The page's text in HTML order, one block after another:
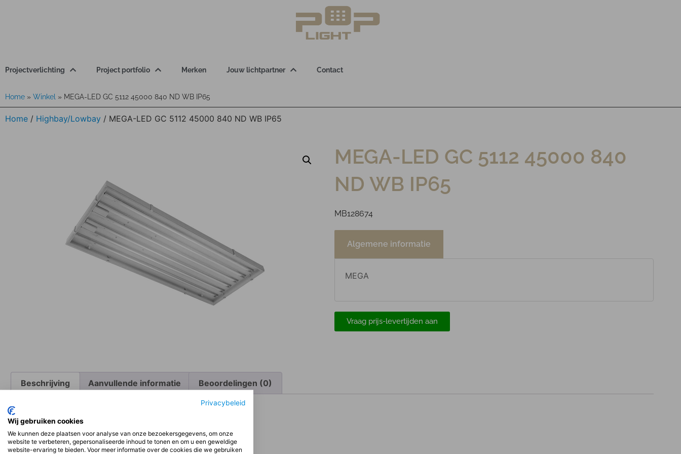
Privacybeleid
Wij gebruiken cookies
We kunnen deze plaatsen voor analyse van onze bezoekersgegevens, om onze
website te verbeteren, gepersonaliseerde inhoud te tonen en om u een geweldige
website-ervaring te bieden. Voor meer informatie over de cookies die we gebruiken
Projectverlichting Project portfolio Merken Jouw lichtpartner Contact
Home » Winkel » MEGA-LED GC 5112 45000 840 ND WB IP65
Home / Highbay/Lowbay / MEGA-LED GC 5112 45000 840 ND WB IP65
MEGA-LED GC 5112 45000 840
ND WB IP65
MB128674
Algemene informatie
MEGA
Vraag prijs-levertijden aan
Beschrijving Aanvullende informatie Beoordelingen (0)
Beschrijving
Installatie: